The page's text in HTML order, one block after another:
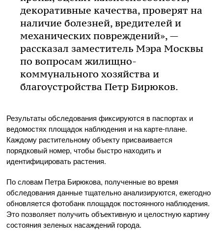
декоративные качества, проверят на
наличие болезней, вредителей и
механических повреждений», —
рассказал заместитель Мэра Москвы
по вопросам жилищно-
коммунального хозяйства и
благоустройства Петр Бирюков.
Результаты обследования фиксируются в паспортах и
ведомостях площадок наблюдения и на карте-плане.
Каждому растительному объекту присваивается
порядковый номер, чтобы быстро находить и
идентифицировать растения.
По словам Петра Бирюкова, полученные во время
обследования данные тщательно анализируются, ежегодно
обновляется фотобанк площадок постоянного наблюдения.
Это позволяет получить объективную и целостную картину
состояния зеленых насаждений города.